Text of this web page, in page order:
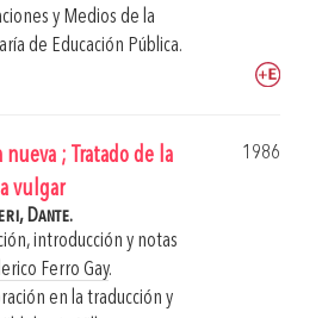
y Medios de la
de Educación Pública.
nueva ; Tratado de la
vulgar
1986
Dante.
introducción y notas
Ferro Gay.
en la traducción y